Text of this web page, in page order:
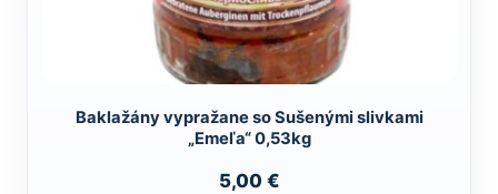
Baklažány vypražane so Sušenými slivkami
„Emeľa“ 0,53kg
5,00 €